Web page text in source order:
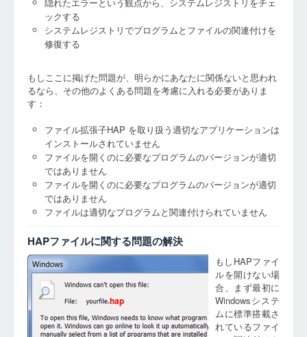
ックする
システムレジストリでプログラムとファイルの関連付けを
修復する
もしここに掲げた問題が、明らかにあなたに関係ないと思われ
るなら、その他のよくある問題を考慮に入れる必要がありま
す：
ファイル拡張子HAP を取り扱う適切なアプリケーションは
インストールされていません
ファイルを開くのに必要なプログラムのバージョンが適切
ではありません
ファイルを開くのに必要なプログラムのバージョンが適切
ではありません
ファイルは適切なプログラムと関連付けられていません
HAPファイルに関する問題の解決
hap
もしHAPファイ
ルを開けない場
合、まず最初に
Windowsシステ
ムに標準搭載さ
れているファイ